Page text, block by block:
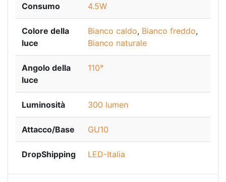
Consumo 4.5W
Colore della
luce
Bianco caldo, Bianco freddo,
Bianco naturale
Angolo della
luce
110°
Luminosità 300 lumen
Attacco/Base GU10
DropShipping LED-Italia